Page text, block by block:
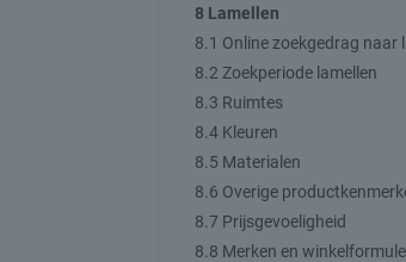
8 Lamellen
8.1 Online zoekgedrag naar
8.2 Zoekperiode lamellen
8.3 Ruimtes
8.4 Kleuren
8.5 Materialen
8.6 Overige
8.7 Prijsgevoeligheid
8.8 Merken en